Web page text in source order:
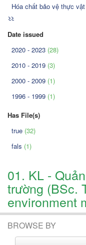
Hóa chất bảo vệ thực vật
>>
Date issued
2020 - 2023 (28)
2010 - 2019 (3)
2000 - 2009 (1)
1996 - 1999 (1)
Has File(s)
true (32)
fals (1)
01. KL -
trường (BSc.
environment
BROWSE BY